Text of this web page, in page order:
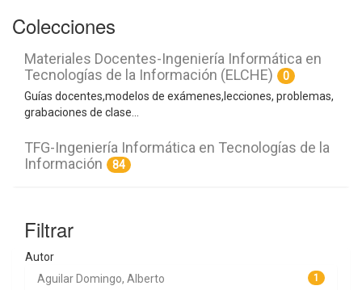
Colecciones
Materiales Docentes-Ingeniería Informática en
Tecnologías de la Información (ELCHE)
0
Guías docentes,modelos de exámenes,lecciones, problemas,
grabaciones de clase...
TFG-Ingeniería Informática en Tecnologías de la
Información
84
Filtrar
Autor
1
Aguilar Domingo, Alberto